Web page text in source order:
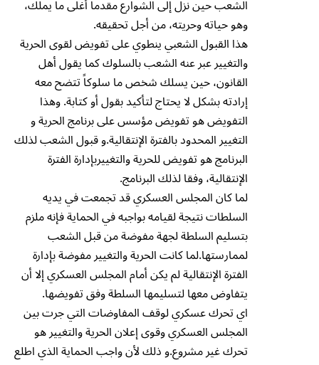
الشعب حين نزل إلى الشوارع مقدماً أغلى ما يملك،
وهو حياته وحريته، من أجل تحقيقه.
هذا القبول الشعبي ينطوي على تفويض لقوى الحرية
والتغيير عبر عنه الشعب بالسلوك كما يقول أهل
القانون، حين يسلك شخص ما سلوكاً تتضح معه
إرادته بشكل لا يحتاج لتأكيد بقول أو كتابة. وهذا
التفويض هو تفويض مؤسس على برنامج الحرية و
التغيير المحدود بالفترة الإنتقالية.و قبول الشعب لذلك
البرنامج هو تفويض للحرية والتغييربإدارة الفترة
الإنتقالية، وفقا لذلك البرنامج.
لما كان المجلس العسكري قد تجمعت في يديه
السلطات نتيجة لقيامه بواجبه في الحماية فإنه ملزم
بتسليم السلطة لجهة مفوضة من قبل الشعب
لممارستها.لما كانت الحرية والتغيير مفوضة بإدارة
الفترة الإنتقالية لم يكن أمام المجلس العسكري إلا أن
يتفاوض معها لتسليمها السلطة وفق تفويضها.
اي تحرك عسكري لوقف المفاوضات التي جرت بين
المجلس العسكري وقوى إعلان الحرية والتغيير هو
تحرك غير مشروع.و ذلك لأن واجب الحماية الذي اطلع